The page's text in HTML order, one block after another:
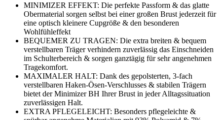
MINIMIZER EFFEKT: Die perfekte Passform & das glatte
Obermaterial sorgen selbst bei einer großen Brust jederzeit für
eine optisch kleinere Cupgröße & den besonderen
Wohlfühleffekt
BEQUEMER ZU TRAGEN: Die extra breiten & bequem
verstellbaren Träger verhindern zuverlässig das Einschneiden
im Schulterbereich & sorgen ganztägig für sehr angenehmen
Tragekomfort.
MAXIMALER HALT: Dank des gepolsterten, 3-fach
verstellbaren Haken-Ösen-Verschlusses & stabilen Trägern
bietet der Minimizer BH Ihrer Brust in jeder Alltagssituation
zuverlässigen Halt.
EXTRA PFLEGELEICHT: Besonders pflegeleichte &